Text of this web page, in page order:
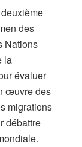
des
Nations
la
évaluer
œuvre des
migrations
débattre